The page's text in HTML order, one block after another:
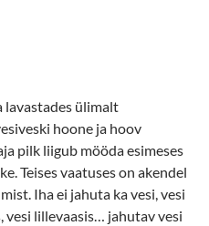
lavastades ülimalt
hoone ja hoov
pilk liigub mööda esimeses
Teises vaatuses on akendel
Iha ei jahuta ka vesi, vesi
vesi lillevaasis… jahutav vesi